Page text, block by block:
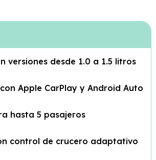
versiones desde 1.0 a 1.5 litros
Apple CarPlay y Android Auto
hasta 5 pasajeros
control de crucero adaptativo